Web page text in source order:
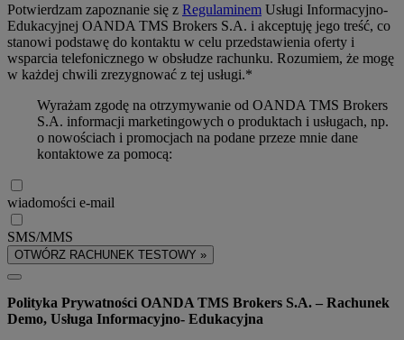
Potwierdzam zapoznanie się z Regulaminem Usługi Informacyjno-
Edukacyjnej OANDA TMS Brokers S.A. i akceptuję jego treść, co
stanowi podstawę do kontaktu w celu przedstawienia oferty i
wsparcia telefonicznego w obsłudze rachunku. Rozumiem, że mogę
w każdej chwili zrezygnować z tej usługi.*
Wyrażam zgodę na otrzymywanie od OANDA TMS Brokers
S.A. informacji marketingowych o produktach i usługach, np.
o nowościach i promocjach na podane przeze mnie dane
kontaktowe za pomocą:
wiadomości e-mail
SMS/MMS
OTWÓRZ RACHUNEK TESTOWY »
Polityka Prywatności OANDA TMS Brokers S.A. – Rachunek
Demo, Usługa Informacyjno- Edukacyjna